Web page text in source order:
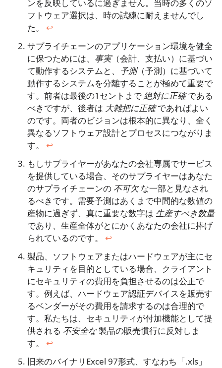
ンを反映しているに過ぎません。当時の多くのソ
フトウェア選択は、時の試練に耐えませんでし
た。 ↩︎
サプライチェーンのアプリケーション環境を健全
に保つためには、 事実（会計、支払い）に基づい
て動作するシステムと、 予測（予測）に基づいて
動作するシステムを分離することが極めて重要で
す。前者は最後の1セントまで 絶対に正確である
べきですが、後者は 大雑把に正確であればよい
のです。両者のビジョンは根本的に異なり、全く
異なるソフトウェア設計とプロセスにつながりま
す。 ↩︎
もしサプライヤーがあなたの会社専属でサービス
を提供している場合、そのサプライヤーはあなた
のサプライチェーンの 不可欠な一部と見なされ
るべきです。需要予測はあくまで中間的な数値の
産物に過ぎず、真に重要な数字は 生産すべき数量
であり、生産全体がとにかくあなたの会社に捧げ
られているのです。 ↩︎
製品、ソフトウェアまたはハードウェアが主にセ
キュリティを目的としている場合、クライアント
にセキュリティの費用を負担させるのは公正で
す。例えば、ハードウェア認証デバイスを販売す
るベンダーがその費用を請求するのは合理的で
す。私たちは、セキュリティが付加機能として提
供される 不安全な製品の販売慣行に反対しま
す。 ↩︎
旧来のバイナリExcel 97形式、すなわち「.xls」